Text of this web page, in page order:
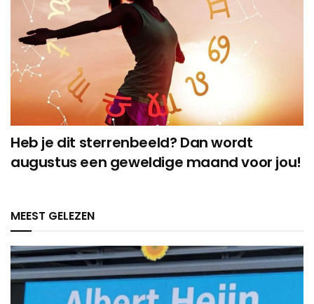
Heb je dit sterrenbeeld? Dan wordt
augustus een geweldige maand voor jou!
MEEST GELEZEN